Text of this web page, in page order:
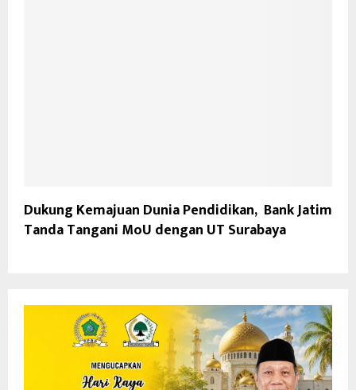
Dukung Kemajuan Dunia Pendidikan, Bank Jatim
Tanda Tangani MoU dengan UT Surabaya